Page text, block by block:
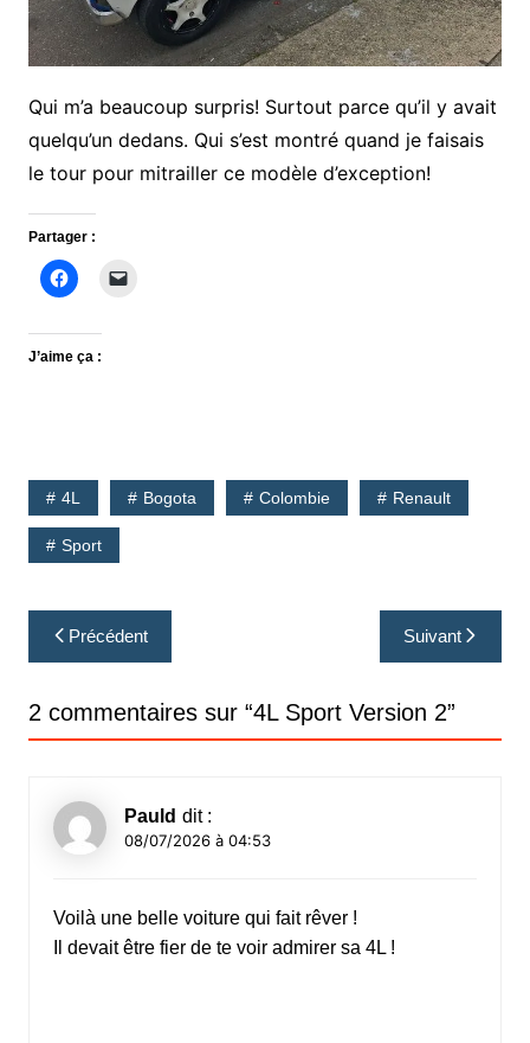
Qui m’a beaucoup surpris! Surtout parce qu’il y avait
quelqu’un dedans. Qui s’est montré quand je faisais
le tour pour mitrailler ce modèle d’exception!
Partager :
J’aime ça :
4L Bogota Colombie Renault
Sport
Navigation
de
l’article
Précédent Suivant
2 commentaires sur “4L Sport Version 2”
Pauld dit :
08/07/2026 à 04:53
Voilà une belle voiture qui fait rêver !
Il devait être fier de te voir admirer sa 4L !